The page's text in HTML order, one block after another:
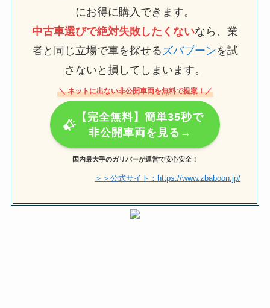
にお得に購入できます。
中古車選びで絶対失敗したくないなら、業
者と同じ立場で車を探せる ズバブーンを試
さないと損してしまいます。
＼ ネットに出ない非公開車両を無料で提案！／
【完全無料】簡単35秒で
非公開車両を見る→
国内最大手のガリバーが運営で安心安全！
＞＞公式サイト：https://www.zbaboon.jp/